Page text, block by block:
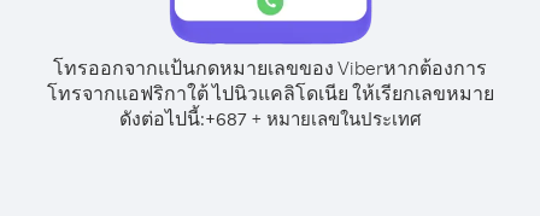
โทรออกจากแป้นกดหมายเลขของ Viberหากต้องการ
โทรจากแอฟริกาใต้ ไปนิวแคลิโดเนีย ให้เรียกเลขหมาย
ดังต่อไปนี้:+687+ หมายเลขในประเทศ